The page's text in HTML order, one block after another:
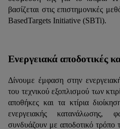
βασίζεται στις επιστημονικές
BasedTargets Initiative (SBTi).
Ενεργειακά αποδοτικές
Δίνουμε έμφαση στην
του τεχνικού εξοπλισμού των
αποθήκες και τα κτίρια
ενεργειακής κατανάλωσης,
συνδυάζουν με αποδοτικό τρόπο